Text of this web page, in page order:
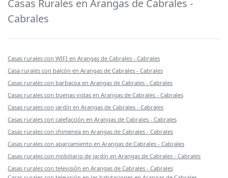
Casas Rurales en Arangas de Cabrales -
Cabrales
Casas rurales con WIFI en Arangas de Cabrales - Cabrales
Casa rurales con balcón en Arangas de Cabrales - Cabrales
Casas rurales con barbacoa en Arangas de Cabrales - Cabrales
Casas rurales con buenas vistas en Arangas de Cabrales - Cabrales
Casas rurales con jardín en Arangas de Cabrales - Cabrales
Casas rurales con calefacción en Arangas de Cabrales - Cabrales
Casas rurales con chimenea en Arangas de Cabrales - Cabrales
Casas rurales con aparcamiento en Arangas de Cabrales - Cabrales
Casas rurales con mobiliario de jardín en Arangas de Cabrales - Cabrales
Casas rurales con televisión en Arangas de Cabrales - Cabrales